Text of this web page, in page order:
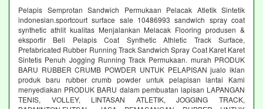
Pelapis Semprotan Sandwich Permukaan Pelacak Atletik Sintetik
indonesian.sportcourt surface sale 10486993 sandwich spray coat
synthetic athlit kualitas Menjalankan Melacak Flooring produsen &
eksportir Beli Pelapis Coat Synthetic Athletic Track Surface,
Prefabricated Rubber Running Track Sandwich Spray Coat Karet Karet
Sintetis Penuh Jogging Running Track Permukaan. murah PRODUK
BARU RUBBER CRUMB POWDER UNTUK PELAPISAN jualo iklan
produk baru rubber crumb powder untuk pelapisan lantai Kami
menyediakan PRODUK BARU dalam pembuatan lapisan LAPANGAN
TENIS, VOLLEY, LINTASAN ATLETIK, JOGGING TRACK,